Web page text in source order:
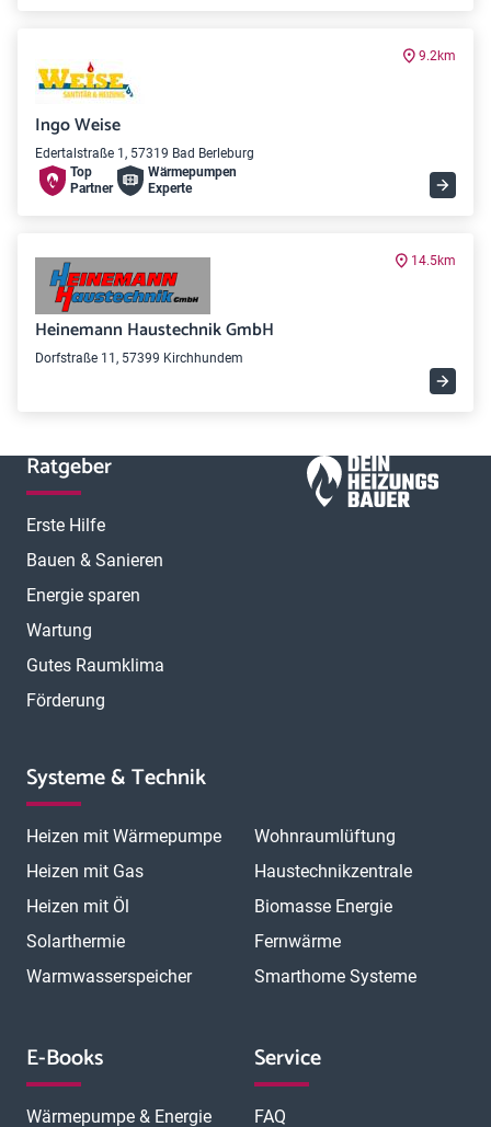
9.2km
Ingo Weise
Edertalstraße 1, 57319 Bad Berleburg
Top
Partner
Wärme­pumpen
Experte
14.5km
Heinemann Haustechnik GmbH
Dorfstraße 11, 57399 Kirchhundem
Ratgeber
Erste Hilfe
Bauen & Sanieren
Energie sparen
Wartung
Gutes Raumklima
Förderung
Systeme & Technik
Heizen mit Wärmepumpe
Heizen mit Gas
Heizen mit Öl
Solarthermie
Warmwasserspeicher
Wohnraumlüftung
Haustechnikzentrale
Biomasse Energie
Fernwärme
Smarthome Systeme
E-Books
Wärmepumpe & Energie
Service
FAQ